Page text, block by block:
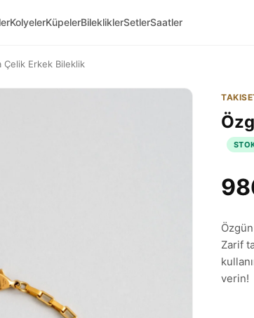
KolyelerKüpelerBilekliklerSetlerSaatler
Çelik Erkek Bileklik
Zarif
verin!